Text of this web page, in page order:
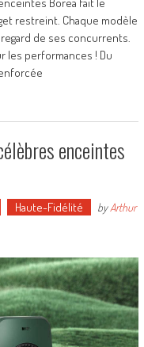
restreint. Chaque modèle
de ses concurrents.
les performances ! Du
enceintes
Haute-Fidélité byArthur